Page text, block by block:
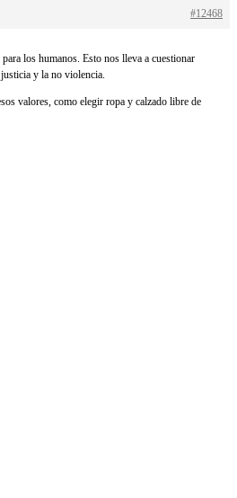
#12468
los humanos. Esto nos lleva a cuestionar
y la no violencia.
valores, como elegir ropa y calzado libre de